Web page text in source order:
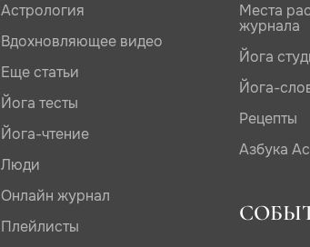
Астрология
Вдохновляющее видео
Еще статьи
Йога тесты
Йога-чтение
Люди
Онлайн журнал
Плейлисты
Места
журнала
Йога
Йога-
Рецепты
Азбука